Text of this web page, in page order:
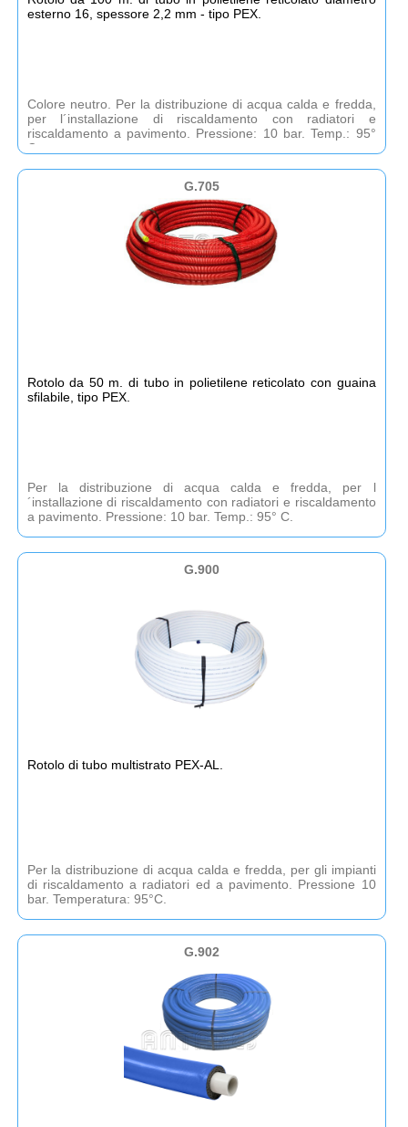
esterno 16, spessore 2,2 mm - tipo PEX.
Colore neutro. Per la distribuzione di acqua calda e fredda,
per l´installazione di riscaldamento con radiatori e
riscaldamento a pavimento. Pressione: 10 bar. Temp.: 95°
C.
G.705
Rotolo da 50 m. di tubo in polietilene reticolato con guaina
sfilabile, tipo PEX.
Per la distribuzione di acqua calda e fredda, per l
´installazione di riscaldamento con radiatori e riscaldamento
a pavimento. Pressione: 10 bar. Temp.: 95° C.
G.900
Rotolo di tubo multistrato PEX-AL.
Per la distribuzione di acqua calda e fredda, per gli impianti
di riscaldamento a radiatori ed a pavimento. Pressione 10
bar. Temperatura: 95°C.
G.902